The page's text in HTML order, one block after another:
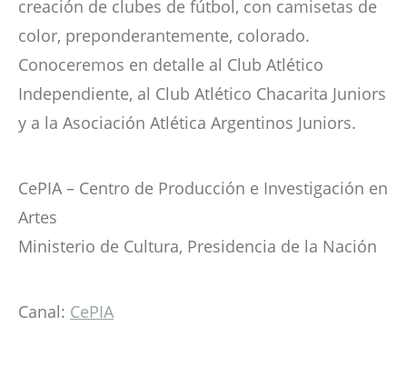
creación de clubes de fútbol, con camisetas de
color, preponderantemente, colorado.
Conoceremos en detalle al Club Atlético
Independiente, al Club Atlético Chacarita Juniors
y a la Asociación Atlética Argentinos Juniors.
CePIA – Centro de Producción e Investigación en
Artes
Ministerio de Cultura, Presidencia de la Nación
Canal: CePIA